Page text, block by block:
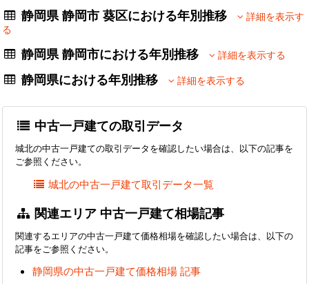
静岡県 静岡市 葵区における年別推移
詳細を表示す
る
静岡県 静岡市における年別推移 詳細を表示する
静岡県における年別推移 詳細を表示する
中古一戸建ての取引データ
城北の中古一戸建ての取引データを確認したい場合は、以下の記事を
ご参照ください。
城北の中古一戸建て取引データ一覧
関連エリア 中古一戸建て相場記事
関連するエリアの中古一戸建て価格相場を確認したい場合は、以下の
記事をご参照ください。
静岡県の中古一戸建て価格相場 記事